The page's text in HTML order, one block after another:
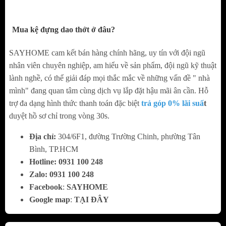
kim nhôm
Ưu điểm
Thiết kế gồm nhiều tầng, không chỉ đựng dao
thớt mà còn, có thể đựng được cả chai lọ gia
vị có kích thước và chiều cao khác nhau.
Chất liệu được làm bằng hợp kim nhôm, phủ
Nano bền bỉ và màu sắc được sang trọng hơn.
Giá được thiết kế âm tủ gọn gàng và tiện
dụng phù hợp với nhiều không gian bếp khác
nhau.
Mua kệ đựng dao thớt ở đâu?
SAYHOME cam kết bán hàng chính hãng, uy tín với đội ngũ
nhân viên chuyên nghiệp, am hiểu về sản phẩm, đội ngũ kỹ thuật
lành nghề, có thể giải đáp mọi thắc mắc về những vấn đề " nhà
mình" đang quan tâm cùng dịch vụ lắp đặt hậu mãi ân cần. Hỗ
trợ đa dạng hình thức thanh toán đặc biệt trả góp 0% lãi suất
duyệt hồ sơ chỉ trong vòng 30s.
Địa chỉ: 304/6F1, đường Trường Chinh, phường Tân
Bình, TP.HCM
Hotline: 0931 100 248
Zalo: 0931 100 248
Facebook: SAYHOME
Google map: TẠI ĐÂY